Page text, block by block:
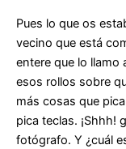
Pues lo que os
vecino que está
entere que lo llamo
esos rollos sobre
más cosas que
pica teclas. ¡Shhh!
fotógrafo. Y ¿cuál